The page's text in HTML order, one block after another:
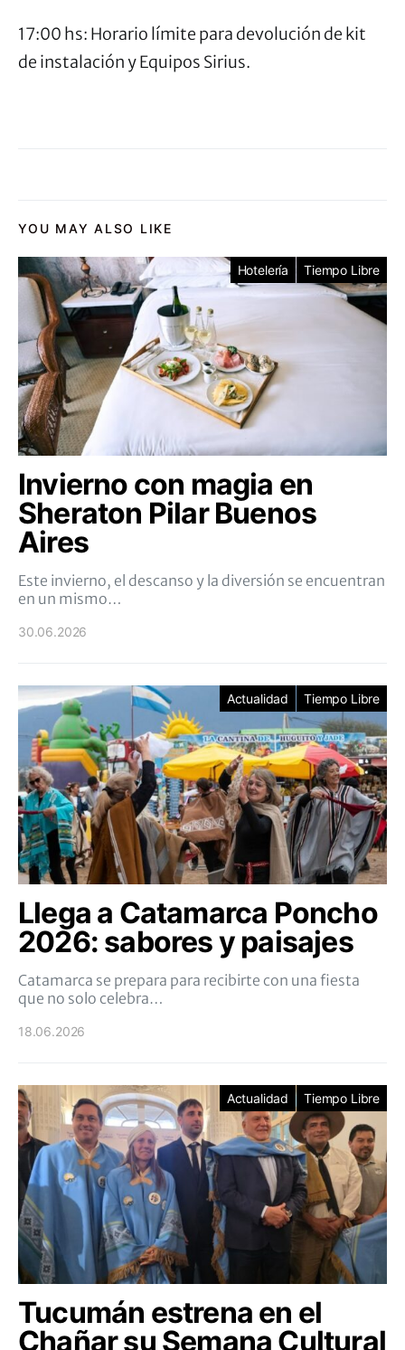
17:00 hs: Horario límite para devolución de kit
de instalación y Equipos Sirius.
YOU MAY ALSO LIKE
Hotelería Tiempo Libre
Invierno con magia en
Sheraton Pilar Buenos
Aires
Este invierno, el descanso y la diversión se encuentran
en un mismo…
30.06.2026
Actualidad Tiempo Libre
Llega a Catamarca Poncho
2026: sabores y paisajes
Catamarca se prepara para recibirte con una fiesta
que no solo celebra…
18.06.2026
Actualidad Tiempo Libre
Tucumán estrena en el
Chañar su Semana Cultural